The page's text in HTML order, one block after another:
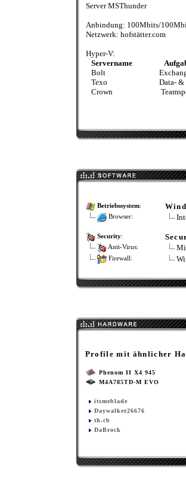
Server MSThunder
Anbindung: 100Mbits/
Netzwerk: hofstätter.com
Hyper-V:
Servername
Bolt Exchange &
Texo Data- &
Crown Teamspeak
Betriebssystem:
Browser:
Security:
Anti-Virus:
Firewall:
Profile mit ähnlicher
Phenom II X4 945
M4A785TD-M EVO
itsmeblade
Daywalker26676
th.cb
DaBrock